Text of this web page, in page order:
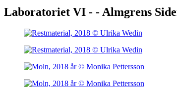
menu
Laboratoriet VI - - Almgrens